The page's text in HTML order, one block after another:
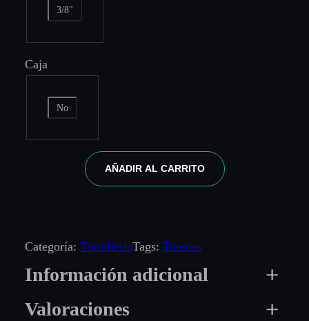
3/8"
Caja
No
AÑADIR AL CARRITO
Categoría: TornilleriaTags: Tuercas
Información adicional
Valoraciones